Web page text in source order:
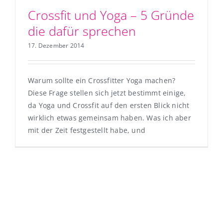
Crossfit und Yoga – 5 Gründe
die dafür sprechen
17. Dezember 2014
Warum sollte ein Crossfitter Yoga machen?
Diese Frage stellen sich jetzt bestimmt einige,
da Yoga und Crossfit auf den ersten Blick nicht
wirklich etwas gemeinsam haben. Was ich aber
mit der Zeit festgestellt habe, und